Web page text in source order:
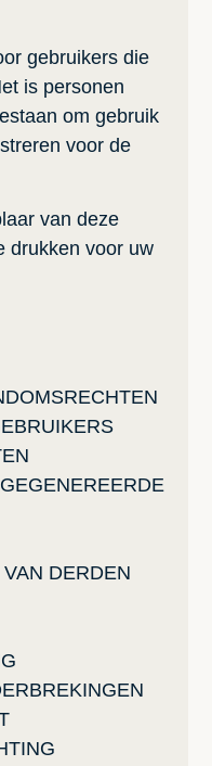
gebruikers die
is personen
om gebruik
voor de
van deze
drukken voor uw
DERDEN